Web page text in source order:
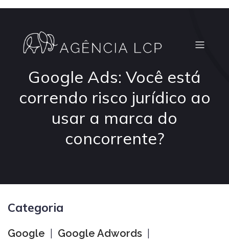
Google Ads: Você está
correndo risco jurídico ao
usar a marca do
concorrente?
Categoria
Google Google Adwords